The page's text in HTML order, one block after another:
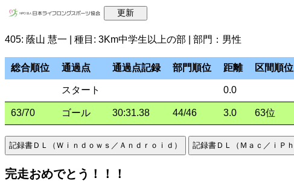
405: 蔭山 慧一 | 種目: 3Km中学生以上の部 | 部門：男性
総合順位 通過点 通過点記録 部門順位 距離 区間順位
スタート 0.0
63/70 ゴール 30:31.38 44/46 3.0 63位
完走おめでとう！！！